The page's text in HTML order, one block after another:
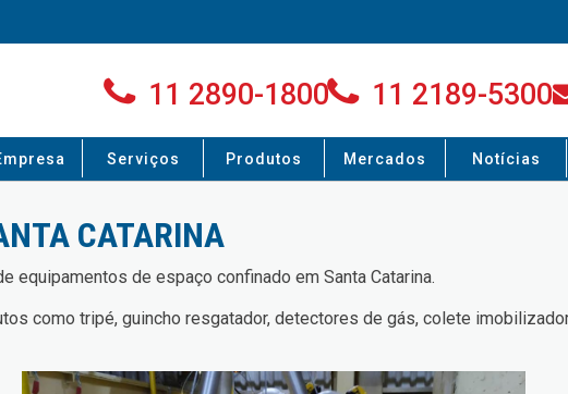
11 2890-1800 11 2189-5300
Serviços Produtos Mercados Notícias
CATARINA
equipamentos de espaço confinado em Santa Catarina.
como tripé, guincho resgatador, detectores de gás, colete